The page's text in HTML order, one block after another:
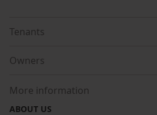
Tenants
Owners
More information
ABOUT US